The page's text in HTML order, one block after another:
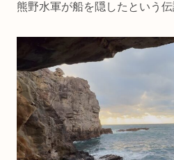
熊野水軍が船を隠したという伝